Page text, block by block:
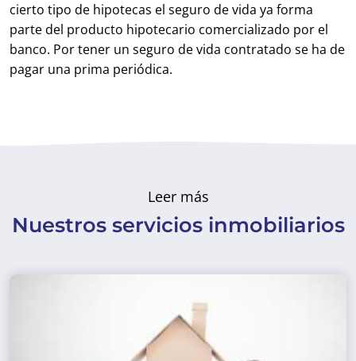
cierto tipo de hipotecas el seguro de vida ya forma
parte del producto hipotecario comercializado por el
banco. Por tener un seguro de vida contratado se ha de
pagar una prima periódica.
Leer más
Nuestros servicios inmobiliarios